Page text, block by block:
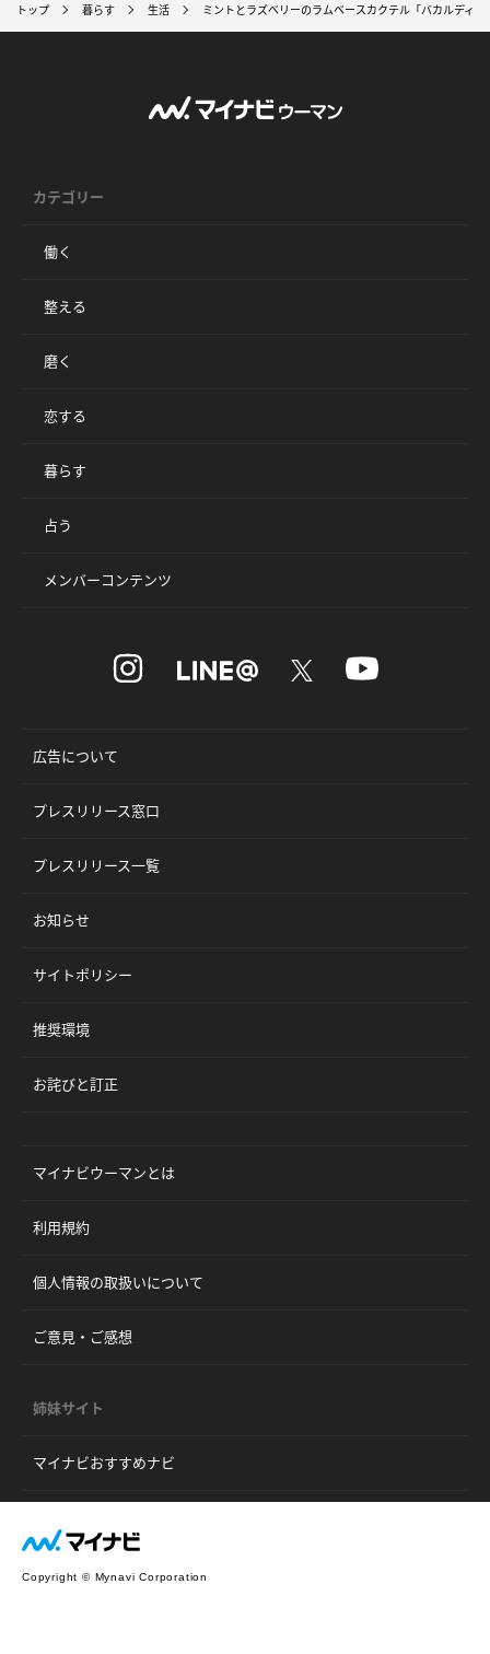
トップ 暮らす 生活 ミントとラズベリーのラムベースカクテル「バカルディ
カテゴリー
働く
整える
磨く
恋する
暮らす
占う
メンバーコンテンツ
広告について
プレスリリース窓口
プレスリリース一覧
お知らせ
サイトポリシー
推奨環境
お詫びと訂正
マイナビウーマンとは
利用規約
個人情報の取扱いについて
ご意見・ご感想
姉妹サイト
マイナビおすすめナビ
Copyright © Mynavi Corporation